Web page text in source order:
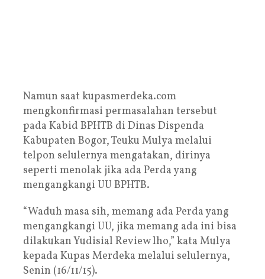
Namun saat kupasmerdeka.com
mengkonfirmasi permasalahan tersebut
pada Kabid BPHTB di Dinas Dispenda
Kabupaten Bogor, Teuku Mulya melalui
telpon selulernya mengatakan, dirinya
seperti menolak jika ada Perda yang
mengangkangi UU BPHTB.
“Waduh masa sih, memang ada Perda yang
mengangkangi UU, jika memang ada ini bisa
dilakukan Yudisial Review lho,” kata Mulya
kepada Kupas Merdeka melalui selulernya,
Senin (16/11/15).